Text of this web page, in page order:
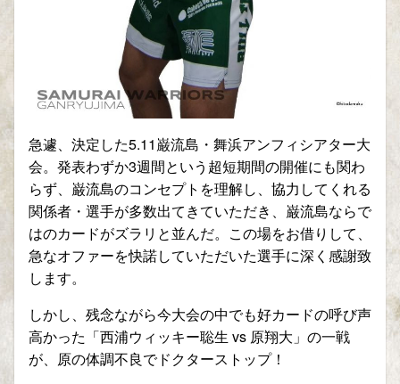
急遽、決定した5.11巌流島・舞浜アンフィシアター大
会。発表わずか3週間という超短期間の開催にも関わ
らず、巌流島のコンセプトを理解し、協力してくれる
関係者・選手が多数出てきていただき、巌流島ならで
はのカードがズラリと並んだ。この場をお借りして、
急なオファーを快諾していただいた選手に深く感謝致
します。
しかし、残念ながら今大会の中でも好カードの呼び声
高かった「西浦ウィッキー聡生 vs 原翔大」の一戦
が、原の体調不良でドクターストップ！